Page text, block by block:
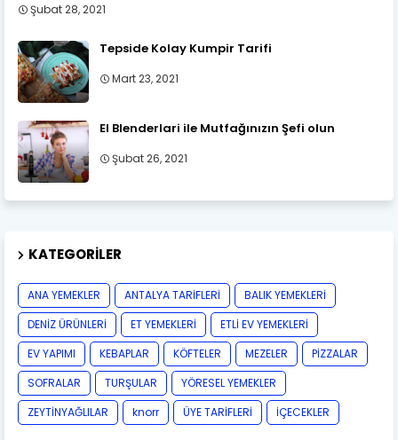
Şubat 28, 2021
Tepside Kolay Kumpir Tarifi
Mart 23, 2021
El Blenderlari ile Mutfağınızın Şefi olun
Şubat 26, 2021
KATEGORILER
ANA YEMEKLER ANTALYA TARİFLERİ
BALIK YEMEKLERİ
DENİZ ÜRÜNLERİ
ET YEMEKLERİ
ETLİ EV YEMEKLERİ
EV YAPIMI
KEBAPLAR KÖFTELER MEZELER
PİZZALAR
SOFRALAR
TURŞULAR
YÖRESEL YEMEKLER
ZEYTİNYAĞLILAR
knorr ÜYE TARİFLERİ İÇECEKLER